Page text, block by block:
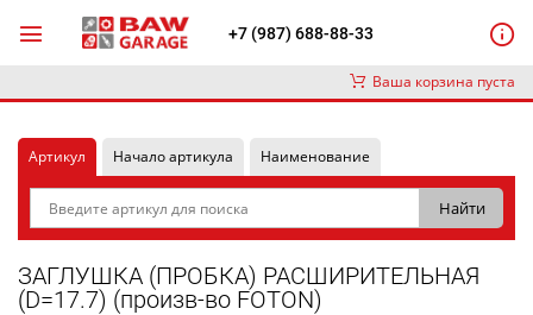
+7 (987) 688-88-33
Ваша корзина пуста
Артикул Начало артикула Наименование
ЗАГЛУШКА (ПРОБКА) РАСШИРИТЕЛЬНАЯ
(D=17.7) (произв-во FOTON)